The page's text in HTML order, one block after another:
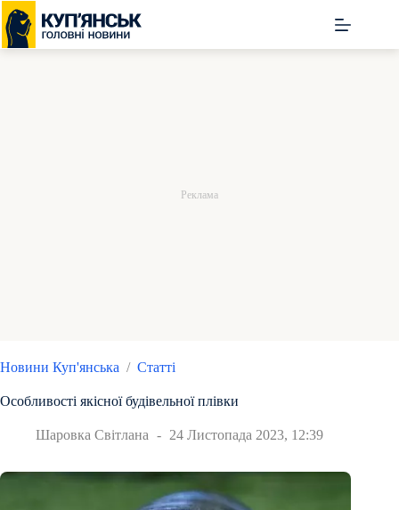
Перейти
до
вмісту
Новини Куп'янська / Статті
Особливості якісної будівельної плівки
Шаровка Світлана 24 Листопада 2023, 12:39